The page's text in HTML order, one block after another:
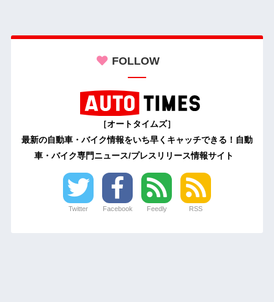
FOLLOW
［オートタイムズ］
最新の自動車・バイク情報をいち早くキャッチできる！自動
車・バイク専門ニュース/プレスリリース情報サイト
Twitter Facebook Feedly RSS